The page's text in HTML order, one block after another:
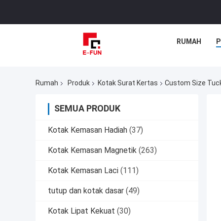
RUMAH
Rumah Produk Kotak Surat Kertas Custom Size
SEMUA PRODUK
Kotak Kemasan Hadiah (37)
Kotak Kemasan Magnetik (263)
Kotak Kemasan Laci (111)
tutup dan kotak dasar (49)
Kotak Lipat Kekuat (30)